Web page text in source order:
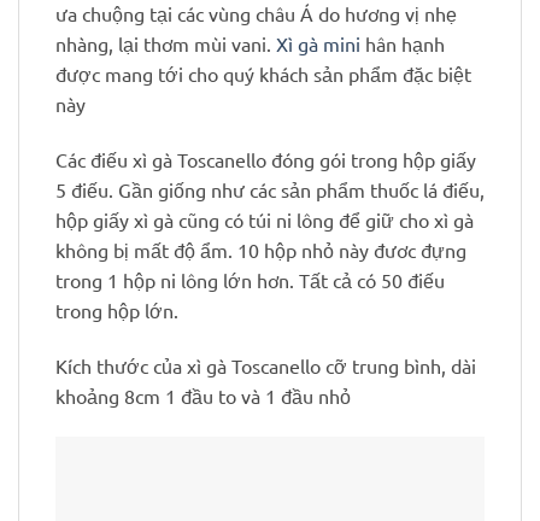
ưa chuộng tại các vùng châu Á do hương vị nhẹ
nhàng, lại thơm mùi vani. Xì gà mini hân hạnh
được mang tới cho quý khách sản phẩm đặc biệt
này
Các điếu xì gà Toscanello đóng gói trong hộp giấy
5 điếu. Gần giống như các sản phẩm thuốc lá điếu,
hộp giấy xì gà cũng có túi ni lông để giữ cho xì gà
không bị mất độ ẩm. 10 hộp nhỏ này đươc đựng
trong 1 hộp ni lông lớn hơn. Tất cả có 50 điếu
trong hộp lớn.
Kích thước của xì gà Toscanello cỡ trung bình, dài
khoảng 8cm 1 đầu to và 1 đầu nhỏ